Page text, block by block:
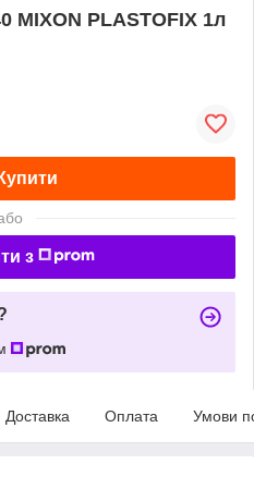
MIXON PLASTOFIX 1л
Купити
з
Доставка Оплата Умови